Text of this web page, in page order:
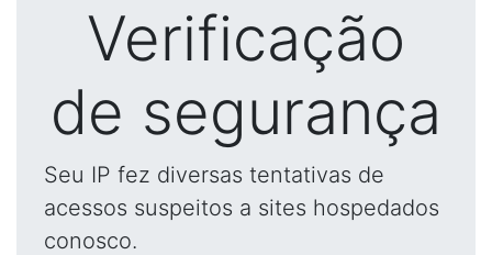
Verificação
de segurança
Seu IP fez diversas tentativas de
acessos suspeitos a sites hospedados
conosco.